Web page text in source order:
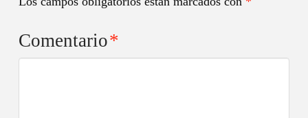
Comentario*